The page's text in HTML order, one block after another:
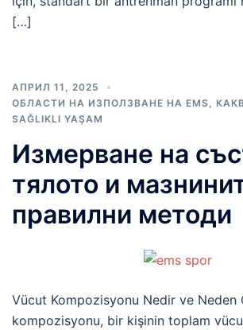
[…]
АПРИЛ 11, 2025
ОБЛАСТИ НА ИЗПОЛЗВАНЕ НА EMS
SAĞLIKLI YAŞAM
Измерване на
тялото и
правилни методи
Vücut Kompozisyonu Nedir ve Neden
kompozisyonu, bir kişinin toplam vücut